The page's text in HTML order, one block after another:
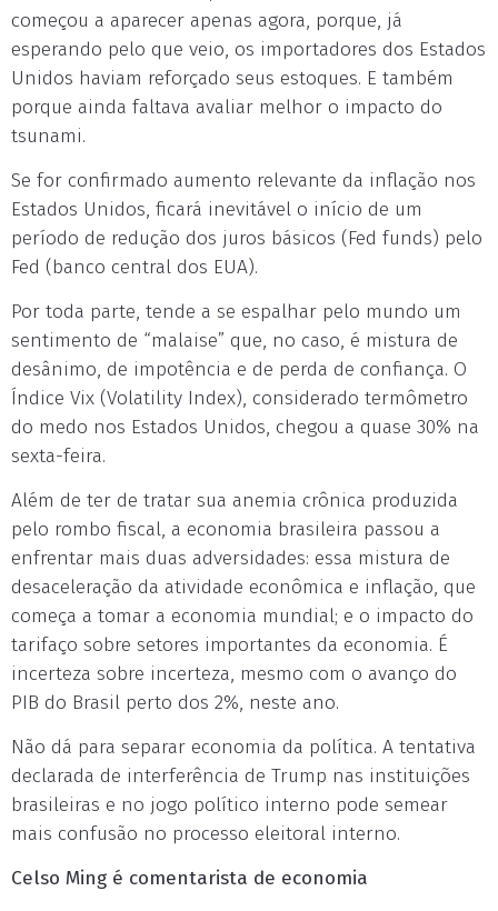
começou a aparecer apenas agora, porque, já
esperando pelo que veio, os importadores dos Estados
Unidos haviam reforçado seus estoques. E também
porque ainda faltava avaliar melhor o impacto do
tsunami.
Se for confirmado aumento relevante da inflação nos
Estados Unidos, ficará inevitável o início de um
período de redução dos juros básicos (Fed funds) pelo
Fed (banco central dos EUA).
Por toda parte, tende a se espalhar pelo mundo um
sentimento de “malaise” que, no caso, é mistura de
desânimo, de impotência e de perda de confiança. O
Índice Vix (Volatility Index), considerado termômetro
do medo nos Estados Unidos, chegou a quase 30% na
sexta-feira.
Além de ter de tratar sua anemia crônica produzida
pelo rombo fiscal, a economia brasileira passou a
enfrentar mais duas adversidades: essa mistura de
desaceleração da atividade econômica e inflação, que
começa a tomar a economia mundial; e o impacto do
tarifaço sobre setores importantes da economia. É
incerteza sobre incerteza, mesmo com o avanço do
PIB do Brasil perto dos 2%, neste ano.
Não dá para separar economia da política. A tentativa
declarada de interferência de Trump nas instituições
brasileiras e no jogo político interno pode semear
mais confusão no processo eleitoral interno.
Celso Ming é comentarista de economia